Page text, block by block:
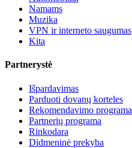
Namams
Muzika
VPN ir interneto saugumas
Kita
Partnerystė
Išpardavimas
Parduoti dovanų korteles
Rekomendavimo programa
Partnerių programa
Rinkodara
Didmeninė prekyba